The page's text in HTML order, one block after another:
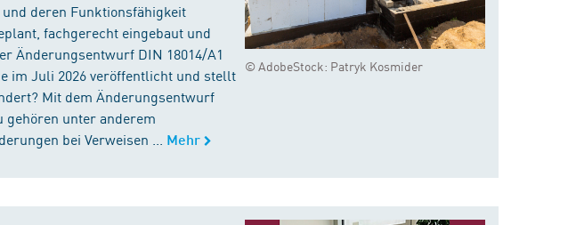
© AdobeStock: Patryk Kosmider
deren Funktionsfähigkeit
fachgerecht eingebaut und
Änderungsentwurf DIN 18014/A1
im Juli 2026 veröffentlicht und stellt
Mit dem Änderungsentwurf
unter anderem
bei Verweisen ...
Mehr